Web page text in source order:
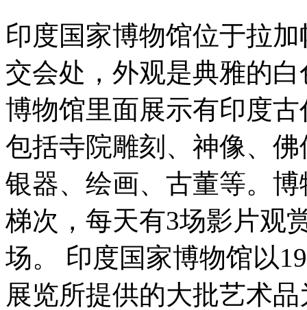
印度国家博物馆位于拉加
交会处，外观是典雅的
博物馆里面展示有印度
包括寺院雕刻、神像、
银器、绘画、古董等。
梯次，每天有3场影片观
场。 印度国家博物馆以
展览所提供的大批艺术